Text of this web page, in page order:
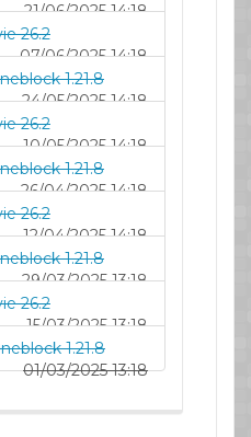
21/06/2025 14:18
26.2
07/06/2025 14:18
1.21.8
24/05/2025 14:18
26.2
10/05/2025 14:18
1.21.8
26/04/2025 14:18
26.2
12/04/2025 14:18
1.21.8
29/03/2025 13:18
26.2
15/03/2025 13:18
1.21.8
01/03/2025 13:18